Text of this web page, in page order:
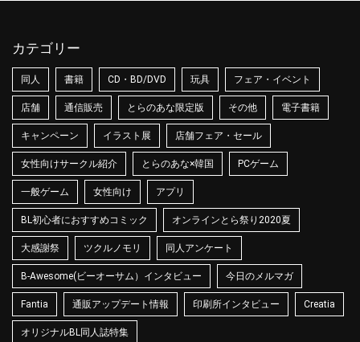
カテゴリー
同人 書籍 CD・BD/DVD 玩具 フェア・イベント
店舗 通信販売 とらのあな限定版 その他 電子書籍
キャンペーン イラスト展 店舗フェア・セール
女性向けサークル紹介 とらのあな×韓国 PCゲーム
一般ゲーム 女性向け アプリ
BL初心者におすすめコミック オンラインとら祭り2020夏
大感謝祭 ツクルノモリ 同人アンケート
B-Awesome(ビーオーサム）インタビュー 今日のメルマガ
Fantia 通販アップデート情報 印刷所インタビュー Creatia
オリジナルBL同人誌特集